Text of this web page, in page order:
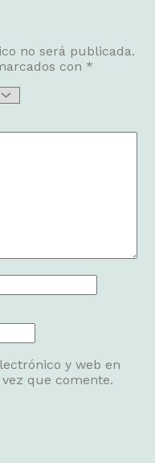
no será publicada.
con *
y web en
que comente.